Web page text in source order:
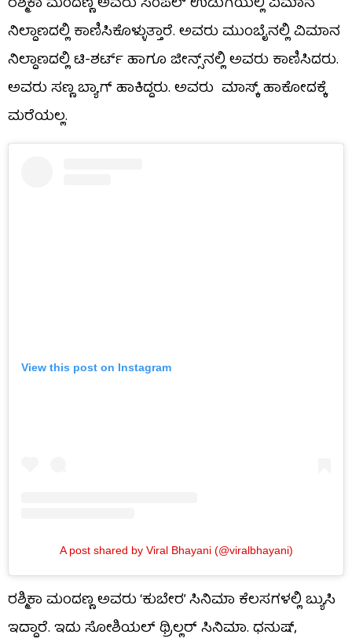
ನಿಲ್ದಾಣದಲ್ಲಿ ಕಾಣಿಸಿಕೊಳ್ಳುತ್ತಾರೆ. ಅವರು ಮುಂಬೈನಲ್ಲಿ ವಿಮಾನ
ನಿಲ್ದಾಣದಲ್ಲಿ ಟಿ-ಶರ್ಟ್​ ಹಾಗೂ ಜೀನ್ಸ್​ನಲ್ಲಿ ಅವರು ಕಾಣಿಸಿದರು.
ಅವರು ಸಣ್ಣ ಬ್ಯಾಗ್ ಹಾಕಿದ್ದರು. ಅವರು ಮಾಸ್ಕ್ ಹಾಕೋದಕ್ಕೆ
ಮರೆಯಲ್ಲ.
View this post on Instagram
A post shared by Viral Bhayani (@viralbhayani)
ರಶ್ಮಿಕಾ ಮಂದಣ್ಣ ಅವರು ‘ಕುಬೇರ’ ಸಿನಿಮಾ ಕೆಲಸಗಳಲ್ಲಿ ಬ್ಯುಸಿ
ಇದ್ದಾರೆ. ಇದು ಸೋಶಿಯಲ್ ಥ್ರಿಲ್ಲರ್ ಸಿನಿಮಾ. ಧನುಷ್,